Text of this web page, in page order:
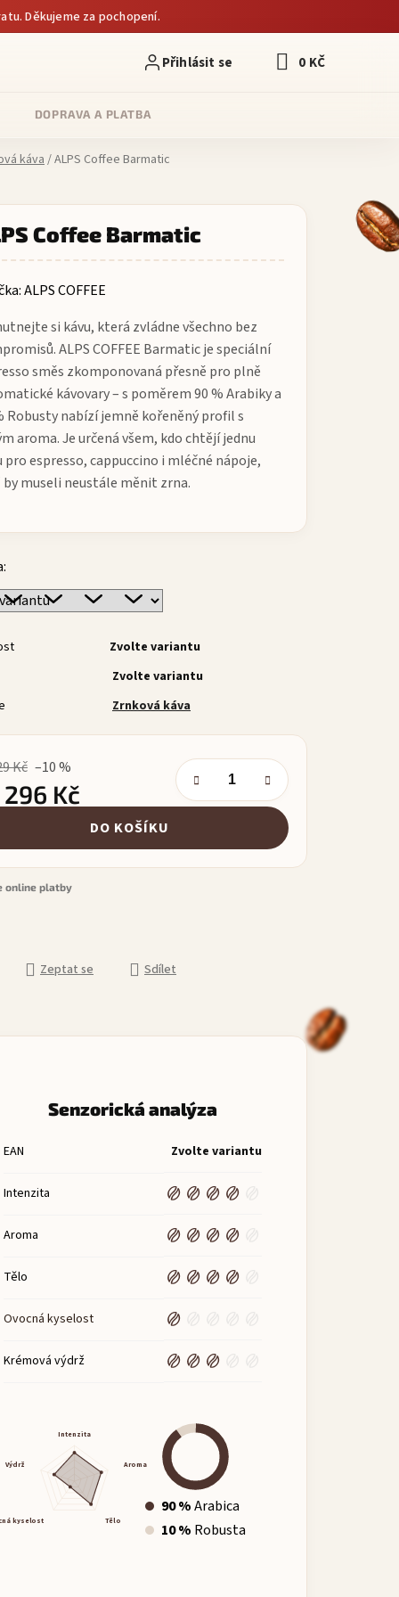
Děkujeme za pochopení.
NÁKUPNÍ KOŠÍK
0 KČ
DOPRAVA A PLATBA
káva/ALPS Coffee Barmatic
Coffee Barmatic
ALPS COFFEE
si kávu, která zvládne všechno bez
ALPS COFFEE Barmatic je speciální
směs zkomponovaná přesně pro plně
kávovary – s poměrem 90 % Arabiky a
Robusty nabízí jemně kořeněný profil s
aroma. Je určená všem, kdo chtějí jednu
pro espresso, cappuccino i mléčné nápoje,
by museli neustále měnit zrna.
Zvolte variantu
Zvolte variantu
Zrnková káva
Kč –10 %
296 Kč
DO KOŠÍKU
online platby
Zeptat se Sdílet
Senzorická analýza
EAN Zvolte variantu
Intenzita
Aroma
Tělo
Ovocná kyselost
Krémová výdrž
Intenzita
Aroma
Tělo
kyselost
Výdrž
90 %Arabica
10 % Robusta